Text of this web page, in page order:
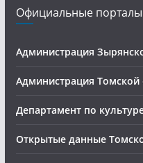
Официальные порталы
Администрация
Администрация Томской
Департамент по
Открытые данные